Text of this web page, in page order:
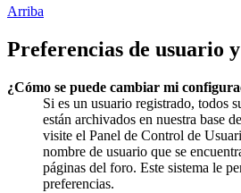
Arriba
Preferencias de usuario
¿Cómo se puede cambiar mi
Si es un usuario registrado, todos
están archivados en nuestra base
visite el Panel de Control de
nombre de usuario que se
páginas del foro. Este sistema le
preferencias.